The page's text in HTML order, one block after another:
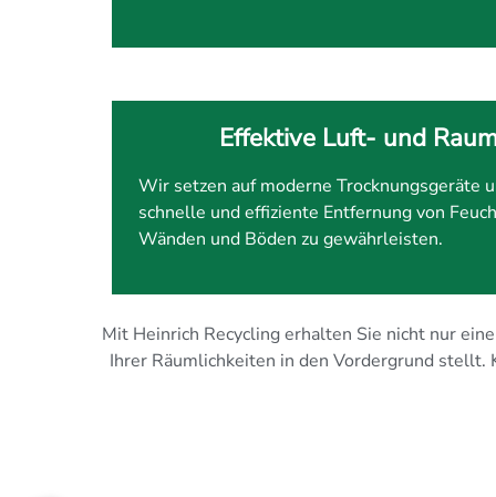
Effektive Luft- und
Wir setzen auf moderne Trocknungsgeräte
schnelle und effiziente Entfernung von
Wänden und Böden zu gewährleisten.
Mit Heinrich Recycling erhalten Sie nicht nur
Ihrer Räumlichkeiten in den Vordergrund